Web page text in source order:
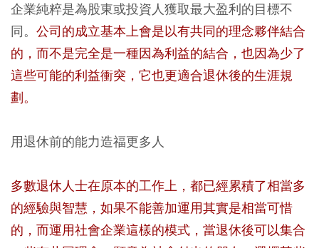
企業純粹是為股東或投資人獲取最大盈利的目標不
同。 公司的成立基本上會是以有共同的理念夥伴結合
的，而不是完全是一種因為利益的結合，也因為少了
這些可能的利益衝突，它也更適合退休後的生涯規
劃。
用退休前的能力造福更多人
多數退休人士在原本的工作上，都已經累積了相當多
的經驗與智慧，如果不能善加運用其實是相當可惜
的，而運用社會企業這樣的模式，當退休後可以集合